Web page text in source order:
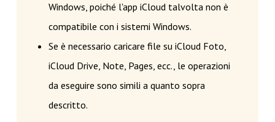
Windows, poiché l'app iCloud talvolta non è
compatibile con i sistemi Windows.
Se è necessario caricare file su iCloud Foto,
iCloud Drive, Note, Pages, ecc., le operazioni
da eseguire sono simili a quanto sopra
descritto.